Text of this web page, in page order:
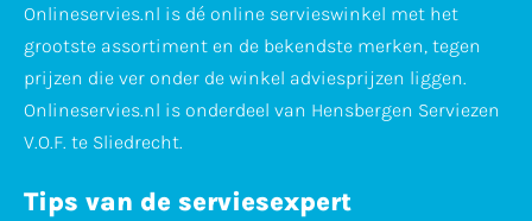
Onlineservies.nl is dé online servieswinkel met het
grootste assortiment en de bekendste merken, tegen
prijzen die ver onder de winkel adviesprijzen liggen.
Onlineservies.nl is onderdeel van Hensbergen Serviezen
V.O.F. te Sliedrecht.
Tips van de serviesexpert